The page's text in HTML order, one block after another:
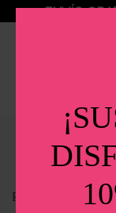
ENVÍO
Estás en:
PACKS